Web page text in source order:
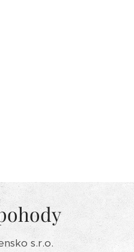
s.r.o.